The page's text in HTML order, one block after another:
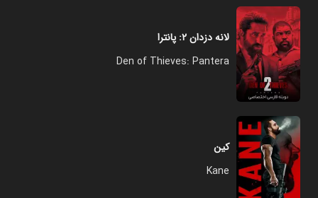
لانه دزدان ۲: پانترا
Den of Thieves: Pantera
کین
Kane